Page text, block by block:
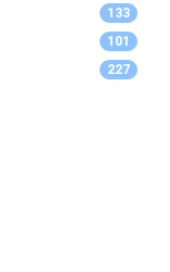
133
101
227